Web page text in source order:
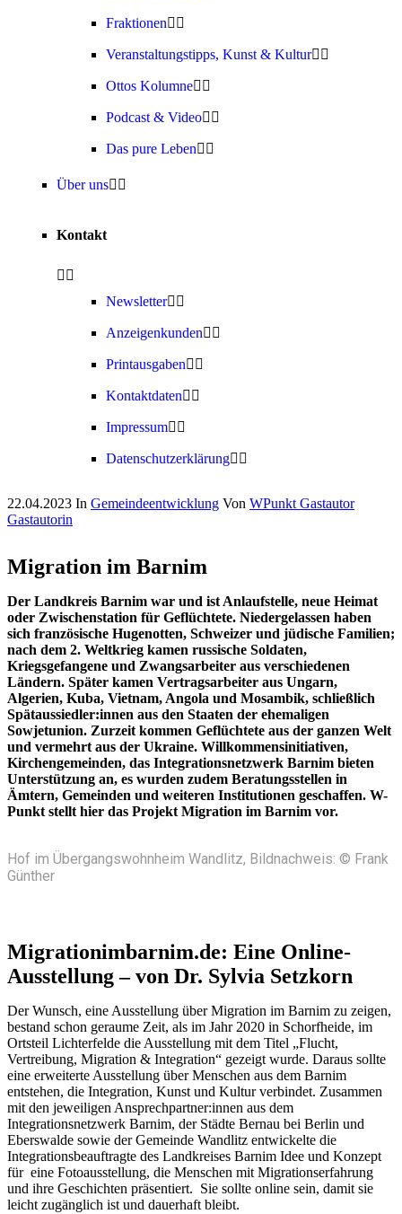
Fraktionen
Veranstaltungstipps, Kunst & Kultur
Ottos Kolumne
Podcast & Video
Das pure Leben
Über uns
Kontakt
Newsletter
Anzeigenkunden
Printausgaben
Kontaktdaten
Impressum
Datenschutzerklärung
22.04.2023 In Gemeindeentwicklung Von WPunkt Gastautor
Gastautorin
Migration im Barnim
Der Landkreis Barnim war und ist Anlaufstelle, neue Heimat
oder Zwischenstation für Geflüchtete. Niedergelassen haben
sich französische Hugenotten, Schweizer und jüdische Familien;
nach dem 2. Weltkrieg kamen russische Soldaten,
Kriegsgefangene und Zwangsarbeiter aus verschiedenen
Ländern. Später kamen Vertragsarbeiter aus Ungarn,
Algerien, Kuba, Vietnam, Angola und Mosambik, schließlich
Spätaussiedler:innen aus den Staaten der ehemaligen
Sowjetunion. Zurzeit kommen Geflüchtete aus der ganzen Welt
und vermehrt aus der Ukraine. Willkommensinitiativen,
Kirchengemeinden, das Integrationsnetzwerk Barnim bieten
Unterstützung an, es wurden zudem Beratungsstellen in
Ämtern, Gemeinden und weiteren Institutionen geschaffen. W-
Punkt stellt hier das Projekt Migration im Barnim vor.
Hof im Übergangswohnheim Wandlitz, Bildnachweis: © Frank
Günther
Migrationimbarnim.de: Eine Online-
Ausstellung – von Dr. Sylvia Setzkorn
Der Wunsch, eine Ausstellung über Migration im Barnim zu zeigen,
bestand schon geraume Zeit, als im Jahr 2020 in Schorfheide, im
Ortsteil Lichterfelde die Ausstellung mit dem Titel „Flucht,
Vertreibung, Migration & Integration“ gezeigt wurde. Daraus sollte
eine erweiterte Ausstellung über Menschen aus dem Barnim
entstehen, die Integration, Kunst und Kultur verbindet. Zusammen
mit den jeweiligen Ansprechpartner:innen aus dem
Integrationsnetzwerk Barnim, der Städte Bernau bei Berlin und
Eberswalde sowie der Gemeinde Wandlitz entwickelte die
Integrationsbeauftragte des Landkreises Barnim Idee und Konzept
für eine Fotoausstellung, die Menschen mit Migrationserfahrung
und ihre Geschichten präsentiert. Sie sollte online sein, damit sie
leicht zugänglich ist und dauerhaft bleibt.